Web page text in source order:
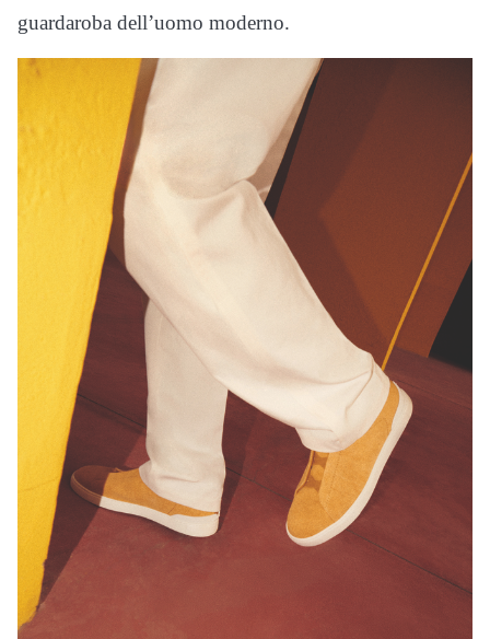
guardaroba dell’uomo moderno.